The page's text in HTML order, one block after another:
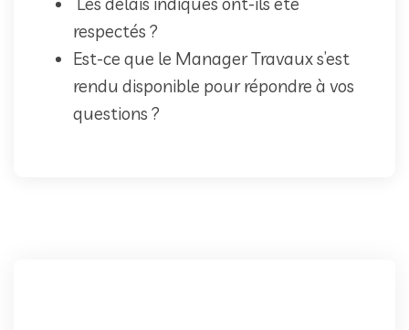
respectés ?
Est-ce que le Manager Travaux s’est
rendu disponible pour répondre à vos
questions ?